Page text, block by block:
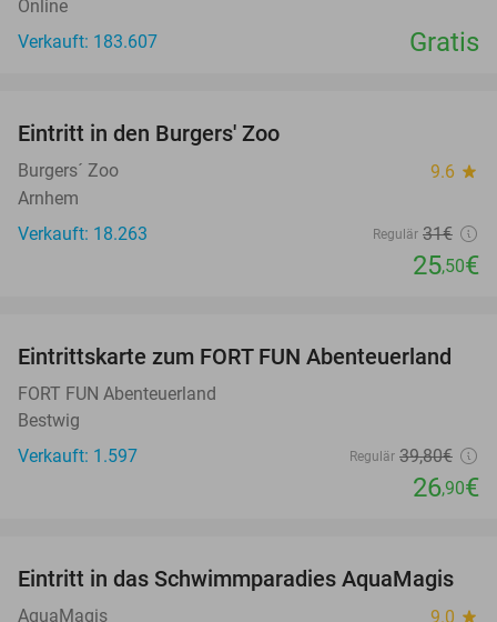
Online
Verkauft: 183.607
Gratis
Eintritt in den Burgers' Zoo
Burgers´ Zoo 9.6 star
Arnhem
Verkauft: 18.263
Regulär 31€
25,50€
32%
Eintrittskarte zum FORT FUN Abenteuerland
FORT FUN Abenteuerland
Bestwig
Verkauft: 1.597
Regulär 39,80€
26,90€
35%
Eintritt in das Schwimmparadies AquaMagis
AquaMagis 9.0 star